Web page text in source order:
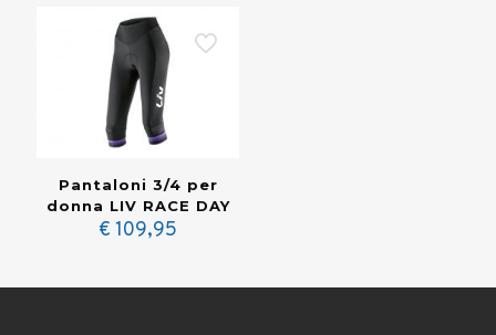
Pantaloni 3/4 per
donna LIV RACE DAY
€ 109,95